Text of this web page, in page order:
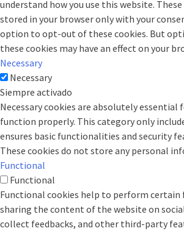
understand how you use this website.
stored in your browser only with your
option to opt-out of these cookies. But
these cookies may have an effect on your
Necessary
Necessary
Siempre activado
Necessary cookies are absolutely
function properly. This category only
ensures basic functionalities and security
These cookies do not store any personal
Functional
Functional
Functional cookies help to perform
sharing the content of the website on
collect feedbacks, and other third-party